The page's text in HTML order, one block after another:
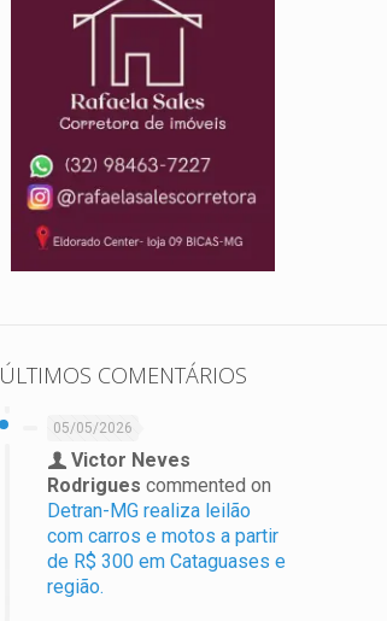
ÚLTIMOS COMENTÁRIOS
05/05/2026
Victor Neves
Rodrigues commented on
Detran-MG realiza leilão
com carros e motos a partir
de R$ 300 em Cataguases e
região.